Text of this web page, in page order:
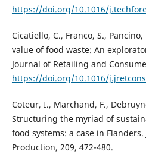
https://doi.org/10.1016/
Cicatiello, C., Franco, S.,
value of food waste: An
Journal of Retailing and
https://doi.org/10.1016/
Coteur, I., Marchand, F.,
Structuring the myriad of
food systems: a case in
Production, 209, 472-480.